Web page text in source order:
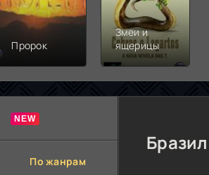
Пророк
Змеи и
ящерицы
По жанрам